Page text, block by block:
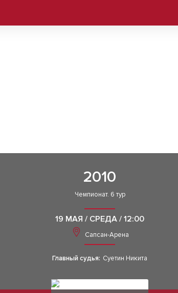
2010
Чемпионат. 6 тур
19 МАЯ / СРЕДА / 12:00
Сапсан-Арена
Главный судья: Суетин Никита